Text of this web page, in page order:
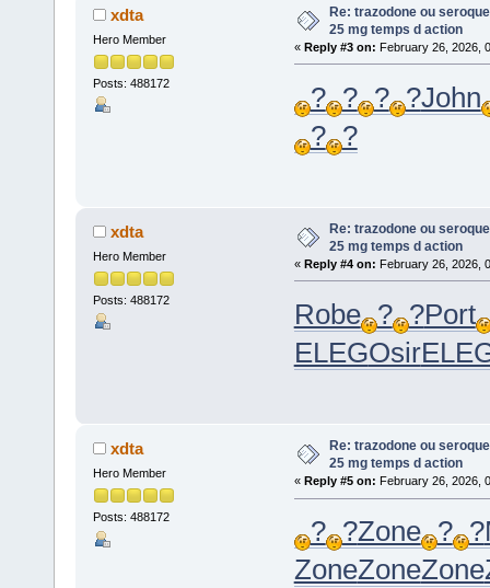
xdta
Hero Member
Posts: 488172
Re: trazodone ou
25 mg temps d action
« Reply #3 on: February 26, 2026,
? ? ? ?John
? ?
xdta
Hero Member
Posts: 488172
Re: trazodone ou
25 mg temps d action
« Reply #4 on: February 26, 2026,
Robe ? ?Port
ELEGOsir
xdta
Hero Member
Posts: 488172
Re: trazodone ou
25 mg temps d action
« Reply #5 on: February 26, 2026,
? ?Zone ? ?
ZoneZoneZone